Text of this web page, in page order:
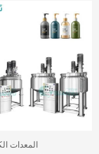
المعدات